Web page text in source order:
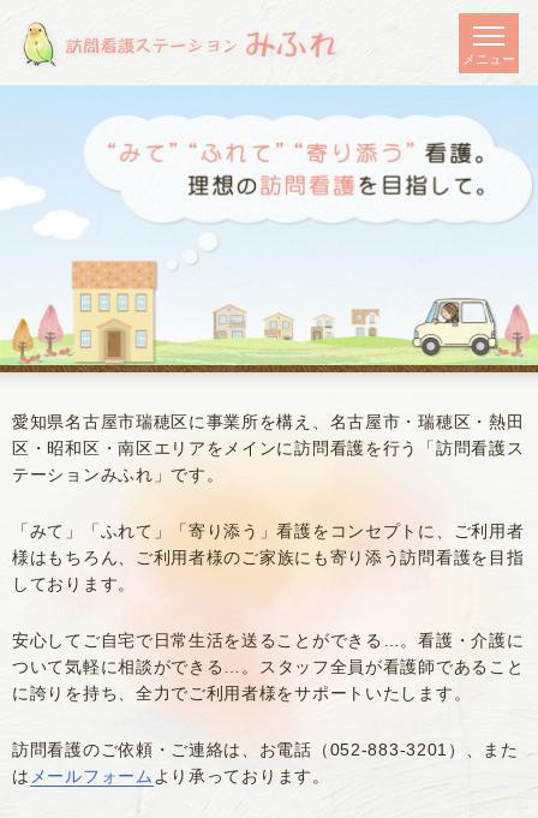
愛知県名古屋市瑞穂区に事業所を構え、名古屋市・瑞穂区・熱田
区・昭和区・南区エリアをメインに訪問看護を行う「訪問看護ス
テーションみふれ」です。
「みて」「ふれて」「寄り添う」看護をコンセプトに、ご利用者
様はもちろん、 ご利用者様のご家族にも寄り添う訪問看護を目指
しております。
安心してご自宅で日常生活を送ることができる…。看護・介護に
ついて気軽に相談ができる…。 スタッフ全員が看護師であること
に誇りを持ち、全力でご利用者様をサポートいたします。
訪問看護のご依頼・ご連絡は、お電話（052-883-3201 ）、また
は メールフォームより承っております。